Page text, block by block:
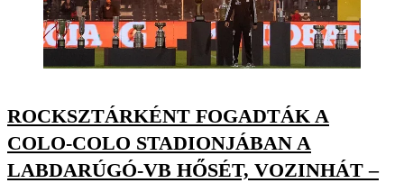
ROCKSZTÁRKÉNT FOGADTÁK A
COLO-COLO STADIONJÁBAN A
LABDARÚGÓ-VB HŐSÉT, VOZINHÁT –